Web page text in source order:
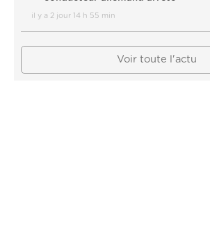
il y a 2 jour 14 h 55 min
Voir toute l'actu